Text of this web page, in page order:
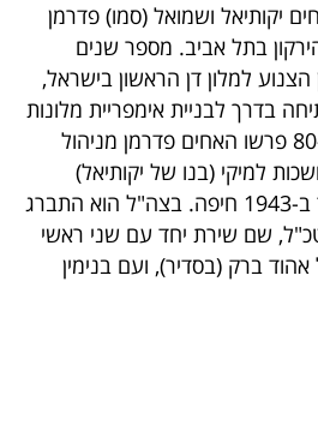
ה-40, האחים יקותיאל ושמואל (סמו) פדרמן
בתל אביב. מספר שנים
למלון דן הראשון בישראל,
בדרך לבניית אימפריית מלונות
כחול-לבן. בסוף שנות ה-80 פרשו האחים פדרמן מניהול
למיקי (בנו של יקותיאל)
מיקי (מיכאל) פרדמן נולד ב-1943 חיפה. בצה"ל הוא התברג
שם שירת יחד עם שני ראשי
ברק (בסדיר), ועם בנימין